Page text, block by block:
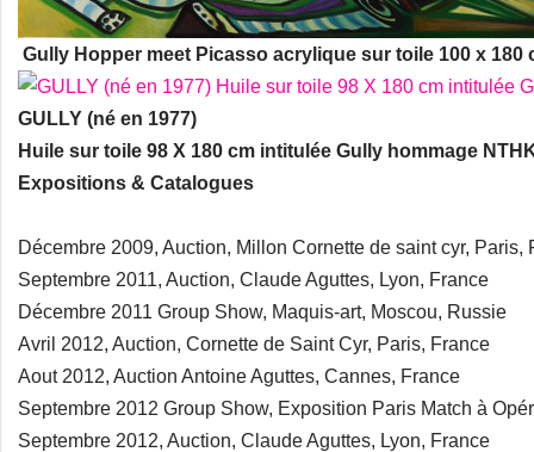
Gully Hopper meet Picasso acrylique sur toile 100 x 180
GULLY (né en 1977)
Huile sur toile 98 X 180 cm intitulée Gully hommage
Expositions & Catalogues
Décembre 2009, Auction, Millon Cornette de saint cyr, Paris,
Septembre 2011, Auction, Claude Aguttes, Lyon, France
Décembre 2011 Group Show, Maquis-art, Moscou, Russie
Avril 2012, Auction, Cornette de Saint Cyr, Paris, France
Aout 2012, Auction Antoine Aguttes, Cannes, France
Septembre 2012 Group Show, Exposition Paris Match à
Septembre 2012, Auction, Claude Aguttes, Lyon, France